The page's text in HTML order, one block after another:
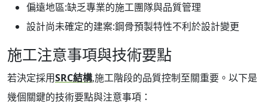
偏遠地區:缺乏專業的施工團隊與品質管理
設計尚未確定的建案:鋼骨預製特性不利於設計變更
施工注意事項與技術要點
若決定採用SRC結構,施工階段的品質控制至關重要。以下是
幾個關鍵的技術要點與注意事項：